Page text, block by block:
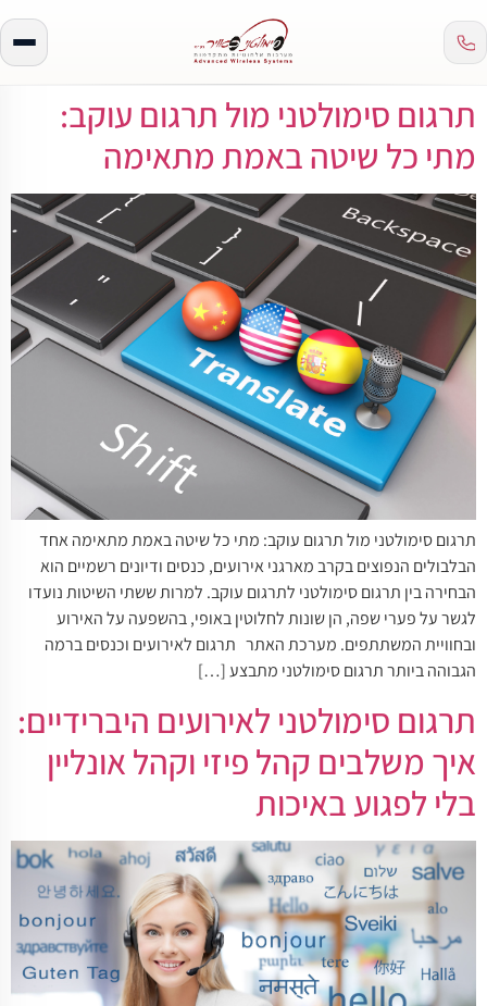
תרגום סימולטני מול תרגום עוקב:
מתי כל שיטה באמת מתאימה
תרגום סימולטני מול תרגום עוקב: מתי כל שיטה באמת מתאימה אחד
הבלבולים הנפוצים בקרב מארגני אירועים, כנסים ודיונים רשמיים הוא
הבחירה בין תרגום סימולטני לתרגום עוקב. למרות ששתי השיטות נועדו
לגשר על פערי שפה, הן שונות לחלוטין באופי, בהשפעה על האירוע
ובחוויית המשתתפים. מערכת האתר תרגום לאירועים וכנסים ברמה
הגבוהה ביותר תרגום סימולטני מתבצע […]
תרגום סימולטני לאירועים היברידיים:
איך משלבים קהל פיזי וקהל אונליין
בלי לפגוע באיכות